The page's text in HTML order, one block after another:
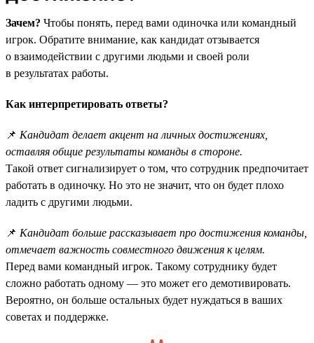
Зачем? Чтобы понять, перед вами одиночка или командный
игрок. Обратите внимание, как кандидат отзывается
о взаимодействии с другими людьми и своей роли
в результатах работы.
Как интерпретировать ответы?
📌 Кандидат делает акцент на личных достижениях,
оставляя общие результаты команды в стороне.
Такой ответ сигнализирует о том, что сотрудник предпочитает
работать в одиночку. Но это не значит, что он будет плохо
ладить с другими людьми.
📌 Кандидат больше рассказывает про достижения команды,
отмечает важность совместного движения к целям.
Перед вами командный игрок. Такому сотруднику будет
сложно работать одному — это может его демотивировать.
Вероятно, он больше остальных будет нуждаться в ваших
советах и поддержке.